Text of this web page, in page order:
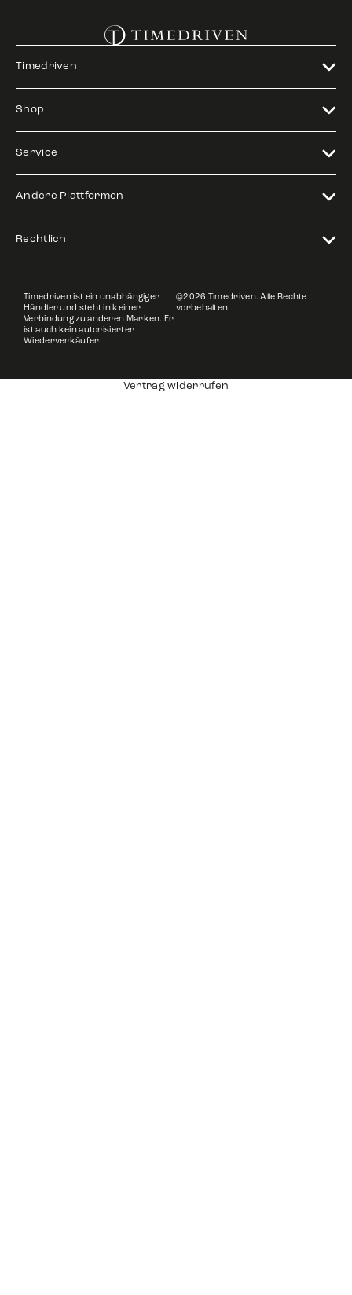
Timedriven
Shop
Service
Andere Plattformen
Rechtlich
Timedriven ist ein unabhängiger
Händler und steht in keiner
Verbindung zu anderen Marken. Er
ist auch kein autorisierter
Wiederverkäufer.
©2026 Timedriven. Alle Rechte
vorbehalten.
Vertrag widerrufen